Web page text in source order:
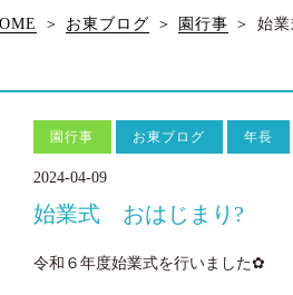
＞ お東ブログ ＞ 園行事 ＞ 始
園行事 お東ブログ 年長
2024-04-09
始業式 おはじまり?
令和６年度始業式を行いました✿